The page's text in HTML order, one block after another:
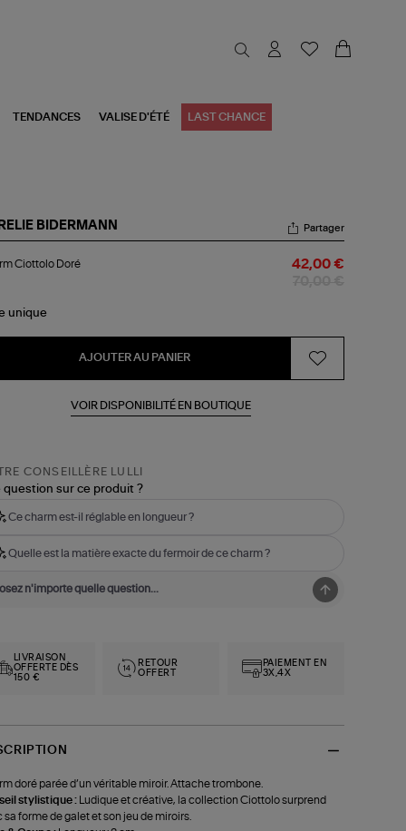
TENDANCES VALISE D'ÉTÉ LAST CHANCE
BIDERMANN Partager
Ciottolo Doré 42,00 €
unique
AJOUTER AU PANIER
VOIR DISPONIBILITÉ EN BOUTIQUE
CONSEILLÈRE LULLI
question sur ce produit ?
Ce charm est-il réglable en longueur ?
Quelle est la matière exacte du fermoir de ce charm ?
LIVRAISON
OFFERTE DÈS
150 €
RETOUR
OFFERT
PAIEMENT EN
3X,4X
doré parée d’un véritable miroir. Attache trombone.
stylistique :
Ludique et créative, la collection Ciottolo surprend
sa forme de galet et son jeu de miroirs.